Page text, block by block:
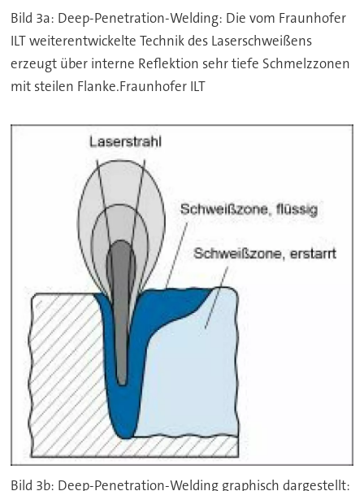
Bild 3a: Deep-Penetration-Welding: Die vom Fraunhofer
ILT weiterentwickelte Technik des Laserschweißens
erzeugt über interne Reflektion sehr tiefe Schmelzzonen
mit steilen Flanke.Fraunhofer ILT
Bild 3b: Deep-Penetration-Welding graphisch dargestellt: